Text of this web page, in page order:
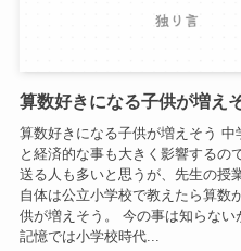
算数好きになる子供が増え
算数好きになる子供が増えそう 中
と経済的な事も大きく影響するの
送る人も多いと思うが、先生の授
自体は公立小学校で教えたら算数
供が増えそう。 今の事は知らない
記憶では小学校時代...